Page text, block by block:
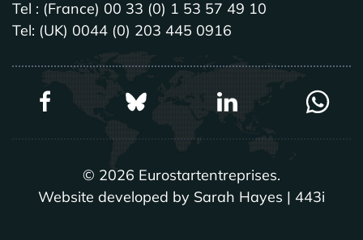
Tel : (France) 00 33 (0) 1 53 57 49 10
Tel: (UK) 0044 (0) 203 445 0916
© 2026 Eurostartentreprises.
Website developed by Sarah Hayes | 443i